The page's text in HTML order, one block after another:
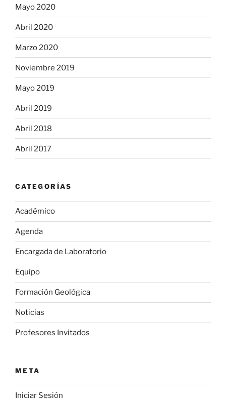
Mayo 2020
Abril 2020
Marzo 2020
Noviembre 2019
Mayo 2019
Abril 2019
Abril 2018
Abril 2017
CATEGORÍAS
Académico
Agenda
Encargada de Laboratorio
Equipo
Formación Geológica
Noticias
Profesores Invitados
META
Iniciar Sesión